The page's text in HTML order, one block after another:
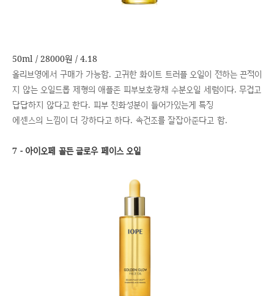
50ml / 28000원 / 4.18
올리브영에서 구매가 가능함. 고귀한 화이트 트러플 오일이 전하는 끈적이
지 않는 오일드롭 제형의 애플존 피부보호광채 수분오일 세럼이다. 무겁고
답답하지 않다고 한다. 피부 친화성분이 들어가있는게 특징
에센스의 느낌이 더 강하다고 하다. 속건조를 잘잡아준다고 함.
7 - 아이오페 골든 글로우 페이스 오일